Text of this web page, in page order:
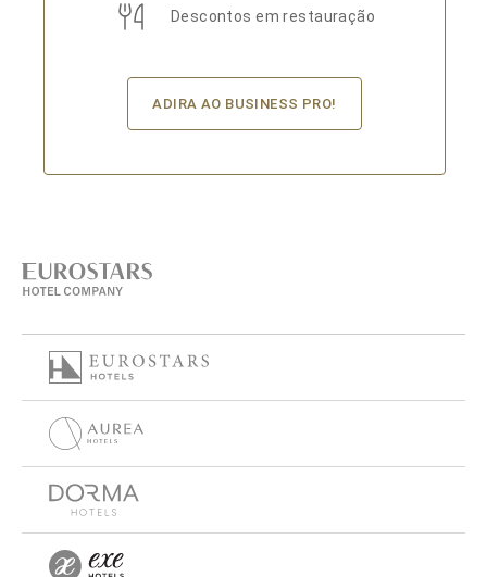
Descontos em restauração
ADIRA AO BUSINESS PRO!